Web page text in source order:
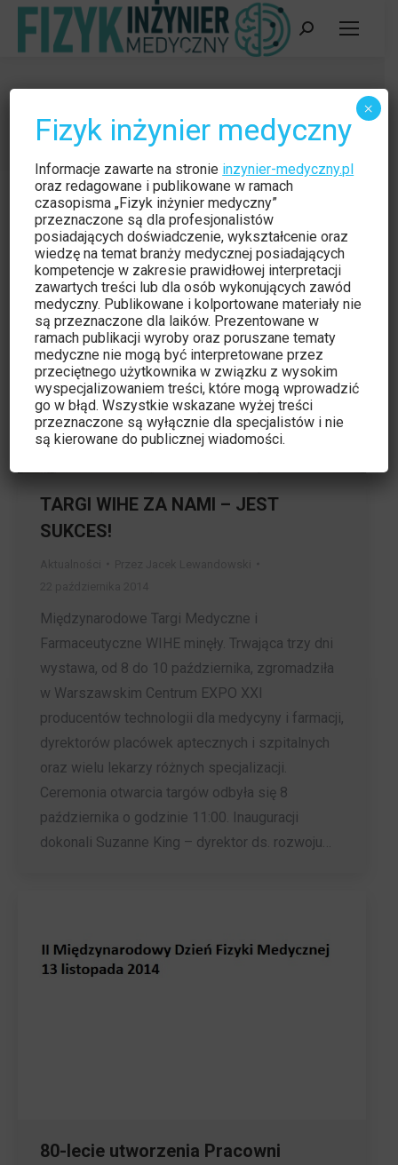
Szukaj:
Jesteś tutaj:
Strona główna 2014 październik
TARGI WIHE ZA NAMI – JEST
SUKCES!
Międzynarodowe Targi Medyczne i
Farmaceutyczne WIHE minęły. Trwająca trzy dni
wystawa, od 8 do 10 października, zgromadziła
w Warszawskim Centrum EXPO XXI
producentów technologii dla medycyny i farmacji,
dyrektorów placówek aptecznych i szpitalnych
oraz wielu lekarzy różnych specjalizacji.
Ceremonia otwarcia targów odbyła się 8
października o godzinie 11:00. Inauguracji
dokonali Suzanne King – dyrektor ds. rozwoju…
80-lecie utworzenia Pracowni
Fizyk inżynier medyczny
Informacje zawarte na stronie inzynier-medyczny.pl
oraz redagowane i publikowane w ramach
czasopisma „Fizyk inżynier medyczny”
przeznaczone są dla profesjonalistów
posiadających doświadczenie, wykształcenie oraz
wiedzę na temat branży medycznej posiadających
kompetencje w zakresie prawidłowej interpretacji
zawartych treści lub dla osób wykonujących zawód
medyczny. Publikowane i kolportowane materiały nie
są przeznaczone dla laików. Prezentowane w
ramach publikacji wyroby oraz poruszane tematy
medyczne nie mogą być interpretowane przez
przeciętnego użytkownika w związku z wysokim
wyspecjalizowaniem treści, które mogą wprowadzić
go w błąd. Wszystkie wskazane wyżej treści
przeznaczone są wyłącznie dla specjalistów i nie
są kierowane do publicznej wiadomości.
×